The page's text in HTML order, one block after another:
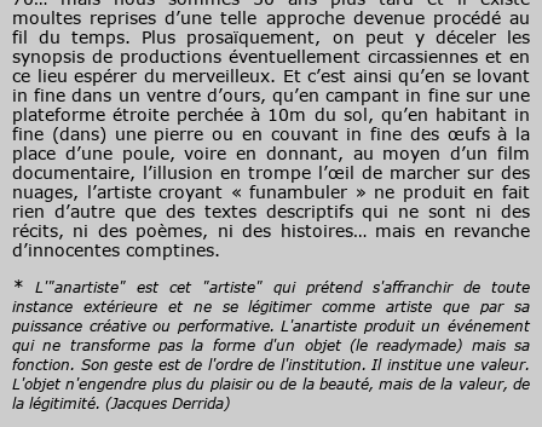
moultes reprises d’une telle approche devenue procédé au
fil du temps. Plus prosaïquement, on peut y déceler les
synopsis de productions éventuellement circassiennes et en
ce lieu espérer du merveilleux. Et c’est ainsi qu’en se lovant
in fine dans un ventre d’ours, qu’en campant in fine sur une
plateforme étroite perchée à 10m du sol, qu’en habitant in
fine (dans) une pierre ou en couvant in fine des œufs à la
place d’une poule, voire en donnant, au moyen d’un film
documentaire, l’illusion en trompe l’œil de marcher sur des
nuages, l’artiste croyant « funambuler » ne produit en fait
rien d’autre que des textes descriptifs qui ne sont ni des
récits, ni des poèmes, ni des histoires… mais en revanche
d’innocentes comptines.
*
L'"anartiste" est cet "artiste" qui prétend s'affranchir de toute
instance extérieure et ne se légitimer comme artiste que par sa
puissance créative ou performative. L'anartiste produit un événement
qui ne transforme pas la forme d'un objet (le readymade) mais sa
fonction. Son geste est de l'ordre de l'institution. Il institue une valeur.
L'objet n'engendre plus du plaisir ou de la beauté, mais de la valeur, de
la légitimité. (Jacques Derrida)